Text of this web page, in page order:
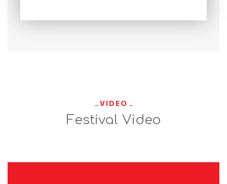
VIDEO
Festival Video